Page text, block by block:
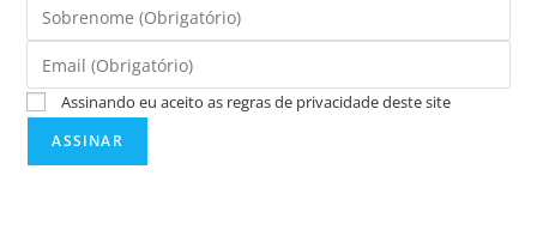
Assinando eu aceito as regras de privacidade deste site